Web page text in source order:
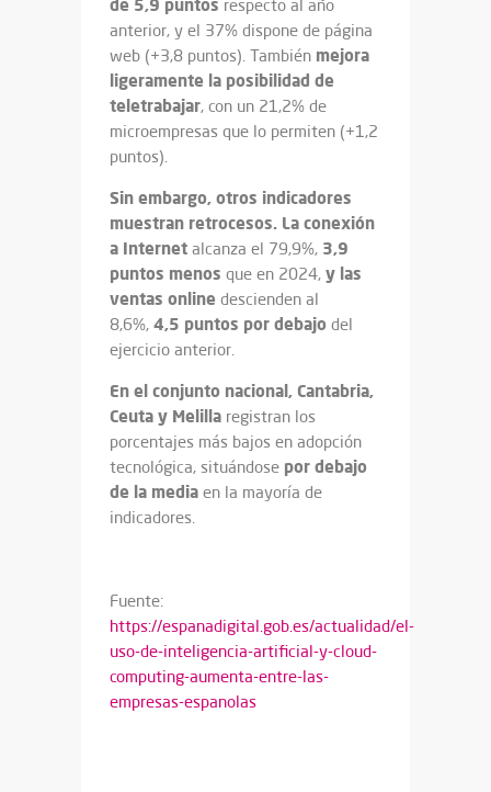
de 5,9 puntos respecto al año
anterior, y el 37% dispone de página
web (+3,8 puntos). También mejora
ligeramente la posibilidad de
teletrabajar, con un 21,2% de
microempresas que lo permiten (+1,2
puntos).
Sin embargo, otros indicadores
muestran retrocesos. La conexión
a Internet alcanza el 79,9%, 3,9
puntos menos que en 2024, y las
ventas online descienden al
8,6%, 4,5 puntos por debajo del
ejercicio anterior.
En el conjunto nacional, Cantabria,
Ceuta y Melilla registran los
porcentajes más bajos en adopción
tecnológica, situándose por debajo
de la media en la mayoría de
indicadores.
Fuente:
https://espanadigital.gob.es/actualidad/el-
uso-de-inteligencia-artificial-y-cloud-
computing-aumenta-entre-las-
empresas-espanolas